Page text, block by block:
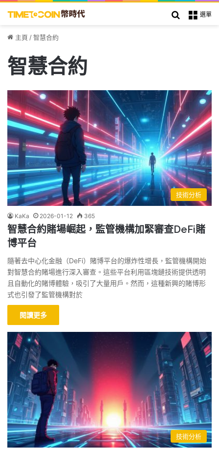
選單
搜索
主頁 /智慧合約
智慧合約
技術分析
KaKa 2026-01-12 365
智慧合約賭場崛起，監管機構加緊審查DeFi賭
博平台
隨著去中心化金融（DeFi）賭博平台的爆炸性增長，監管機構開始
對智慧合約賭場進行深入審查。這些平台利用區塊鏈技術提供透明
且自動化的賭博體驗，吸引了大量用戶。然而，這種新興的賭博形
式也引發了監管機構對於
閱讀更多
技術分析